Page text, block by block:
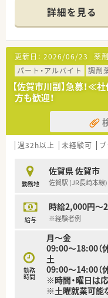
■施設在宅も対応し
■残業は少なめな店
■新卒の方など若手
す。
<こんな薬局です>
■日本初の処方箋受
る老舗の薬局グルー
■佐賀市内を中心に
■有給取得率はほぼ
■産育休取得の実
が整っています。
■社内に登録販売者
いるため薬剤師と
しております。平均
■管理栄養士の方
食事面でのサポー
<充実した評価制度>
■社員の頑張りを
⇒勤務薬剤師の場合
評価し、さらに経
■自発的に研修会
出すれば賞与の評
負担もあります。
■かかりつけ薬剤
詳細を見る
更新日： 2026/06/23 薬
パート・アルバイト
調剤
【佐賀市川副】急募！
方も歓迎！
週32h以上 未経験可
勤務地
佐賀県 佐賀市
佐賀駅 (JR長崎本線)
給与
時給2,000円～
※経験者例
勤務
時間
月～金
09:00～18:00（
土
09:00～14:00（
※時間・曜日は
※土曜就業可能